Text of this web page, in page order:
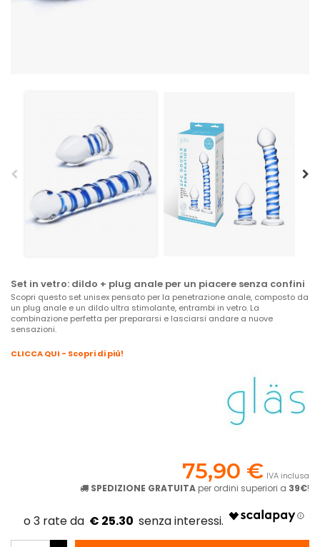
Set in vetro: dildo + plug anale per un piacere senza confini
Scopri questo set unisex pensato per la penetrazione anale, composto da
un plug anale e un dildo ultra stimolante, entrambi in vetro. La
combinazione perfetta per prepararsi e lasciarsi andare a nuove
sensazioni.
CLICCA QUI - Scopri di più!
75,90 € IVA inclusa
SPEDIZIONE GRATUITA per ordini superiori a 39€!
€ 25.30